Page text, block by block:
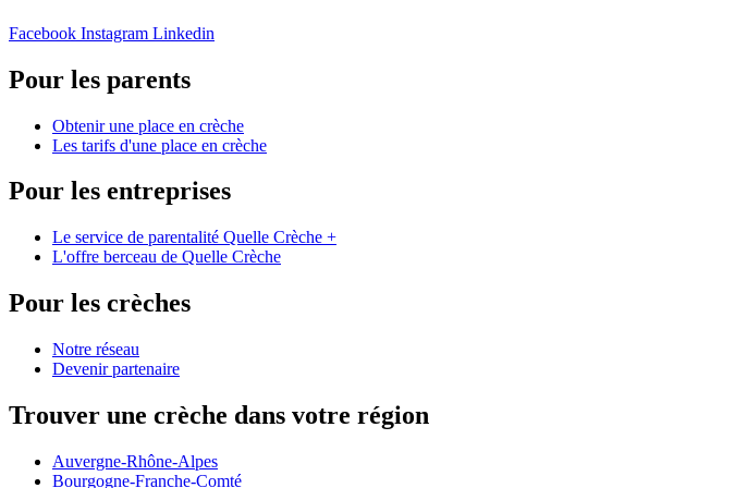
Facebook Instagram Linkedin
Pour les parents
Obtenir une place en crèche
Les tarifs d'une place en crèche
Pour les entreprises
Le service de parentalité Quelle Crèche +
L'offre berceau de Quelle Crèche
Pour les crèches
Notre réseau
Devenir partenaire
Trouver une crèche dans votre région
Auvergne-Rhône-Alpes
Bourgogne-Franche-Comté